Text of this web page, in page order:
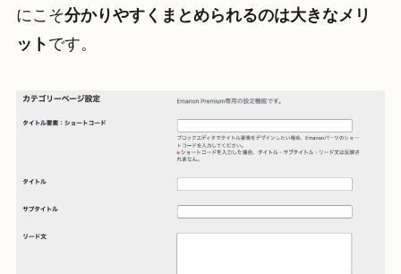
にこそ分かりやすくまとめられるのは大きなメリ
ット です。